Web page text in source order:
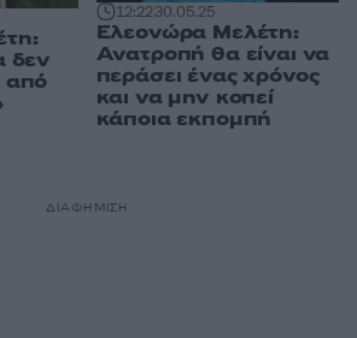
δεν
από
12:2230.05.25
Ελεονώρα Μελέτη:
Ανατροπή θα είναι να
περάσει ένας χρόνος
και να μην κοπεί
κάποια εκπομπή
ΔΙΑΦΗΜΙΣΗ